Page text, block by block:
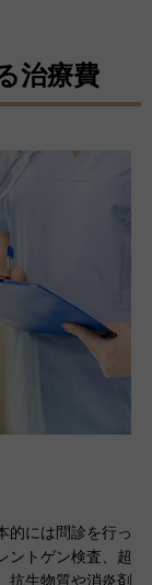
治療費
的には問診を行っ
ントゲン検査、超
抗生物質や消炎剤